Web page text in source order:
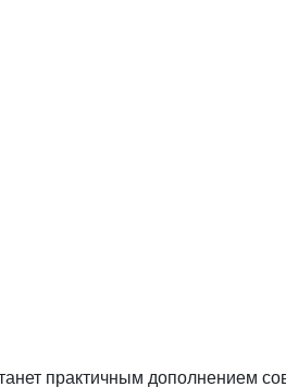
практичным дополнением